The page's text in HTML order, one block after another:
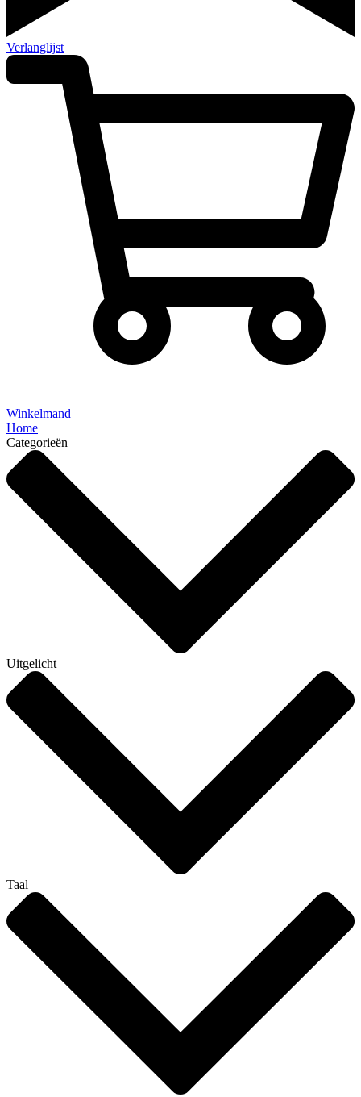
Verlanglijst
Winkelmand
Home
Categorieën
Uitgelicht
Taal